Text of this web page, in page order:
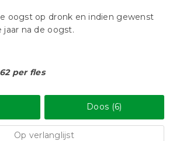
oogst op dronk en indien gewenst
na de oogst.
per fles
Doos (6)
Op verlanglijst